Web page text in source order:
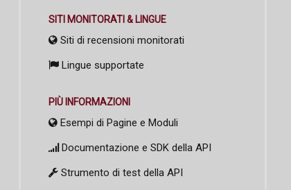
SITI MONITORATI & LINGUE
Siti di recensioni monitorati
Lingue supportate
PIÙ INFORMAZIONI
Esempi di Pagine e Moduli
Documentazione e SDK della API
Strumento di test della API